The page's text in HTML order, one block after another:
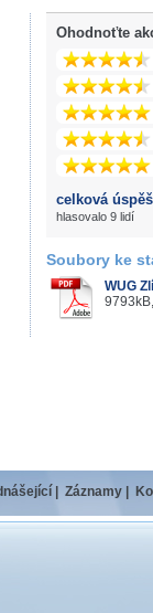
Ohodnoťte
celková
hlasovalo 9 lidí
Soubory ke
WUG
Záznamy